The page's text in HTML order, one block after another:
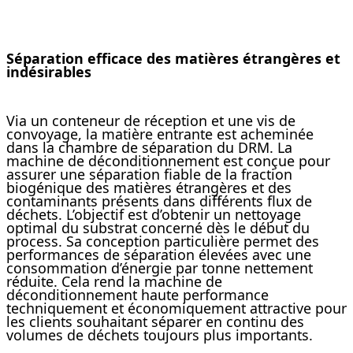
Séparation efficace des matières étrangères et
indésirables
Via un conteneur de réception et une vis de
convoyage, la matière entrante est acheminée
dans la chambre de séparation du DRM. La
machine de déconditionnement est conçue pour
assurer une séparation fiable de la fraction
biogénique des matières étrangères et des
contaminants présents dans différents flux de
déchets. L’objectif est d’obtenir un nettoyage
optimal du substrat concerné dès le début du
process. Sa conception particulière permet des
performances de séparation élevées avec une
consommation d’énergie par tonne nettement
réduite. Cela rend la machine de
déconditionnement haute performance
techniquement et économiquement attractive pour
les clients souhaitant séparer en continu des
volumes de déchets toujours plus importants.